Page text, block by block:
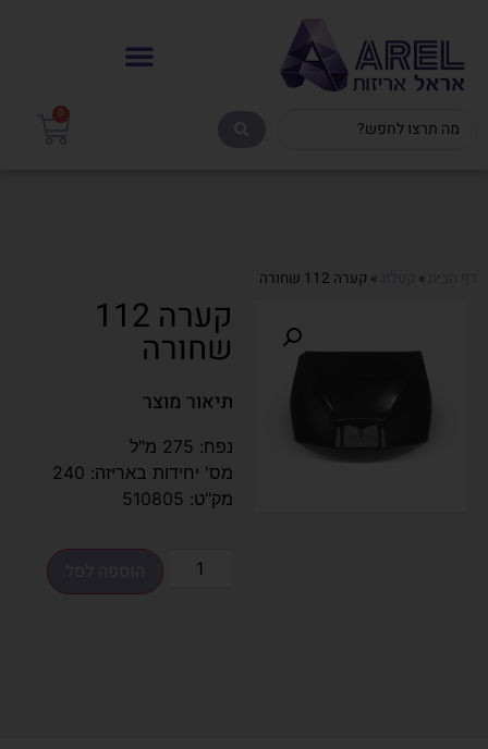
0
»
» קערה 112 שחורה
קערה 112
שחורה
תיאור מוצר
נפח: 275 מ"ל
מס' יחידות באריזה: 240
מק"ט: 510805